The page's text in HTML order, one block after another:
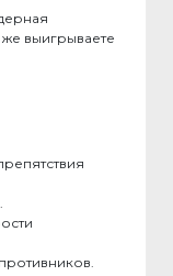
выигрываете